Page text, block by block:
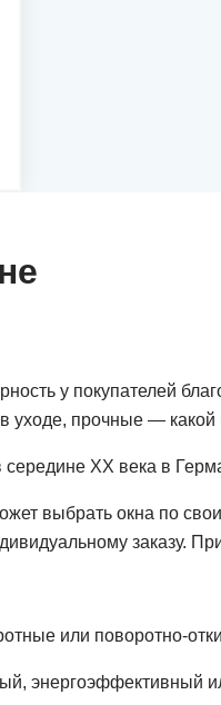
у покупателей
прочные — какой
середине ХХ века в
выбрать окна по
заказу.
или поворотно-
энергоэффективный